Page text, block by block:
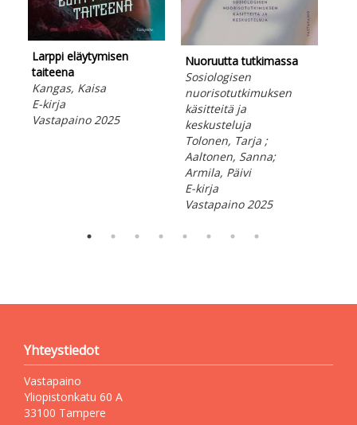
Larppi eläytymisen
taiteena
Kangas, Kaisa
E-kirja
Vastapaino 2025
Nuoruutta tutkimassa
Sosiologisen
nuorisotutkimuksen
käsitteitä ja
keskusteluja
Tolonen, Tarja ;
Aaltonen, Sanna;
Armila, Päivi
E-kirja
Vastapaino 2025
Yhteystiedot
Vastapaino
Yliopistonkatu 60 A
33100 Tampere